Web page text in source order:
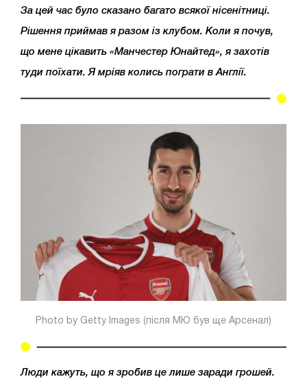
За цей час було сказано багато всякої нісенітниці.
Рішення приймав я разом із клубом. Коли я почув,
що мене цікавить «Манчестер Юнайтед», я захотів
туди поїхати. Я мріяв колись пограти в Англії.
Photo by Getty Images (після МЮ був ще Арсенал)
Люди кажуть, що я зробив це лише заради грошей.